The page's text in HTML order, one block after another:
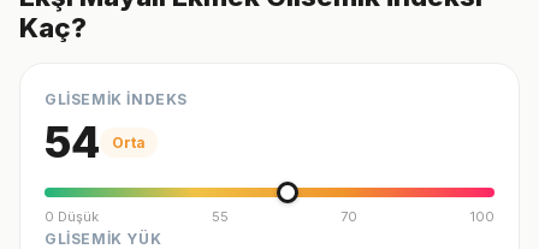
Kaç?
GLİSEMİK İNDEKS
54 Orta
0 Düşük 55 70 100
GLİSEMİK YÜK